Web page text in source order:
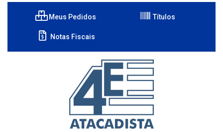
Meus Pedidos Títulos
Notas Fiscais